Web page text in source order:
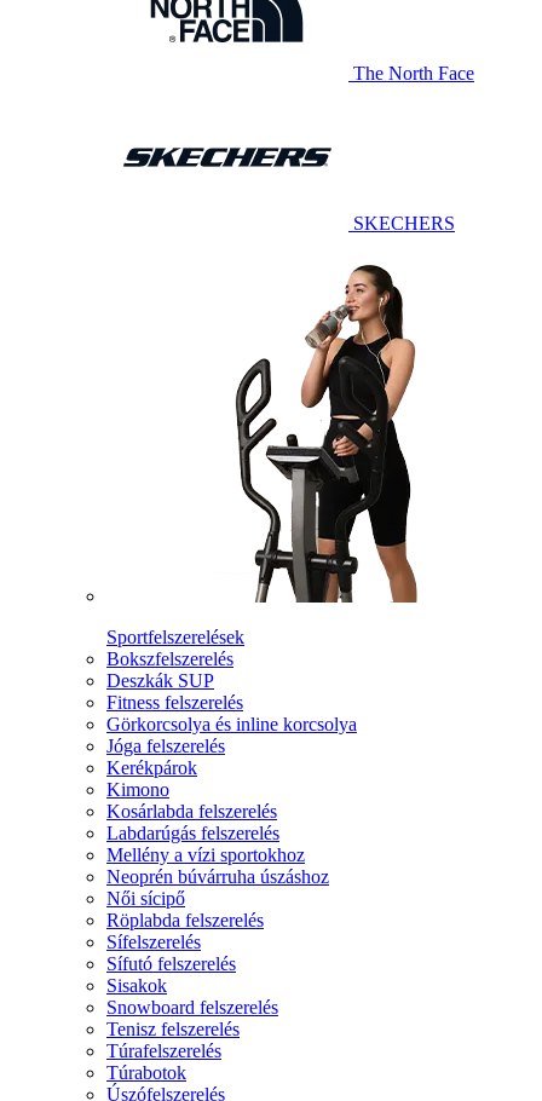
The North Face
SKECHERS
Sportfelszerelések
Bokszfelszerelés
Deszkák SUP
Fitness felszerelés
Görkorcsolya és inline korcsolya
Jóga felszerelés
Kerékpárok
Kimono
Kosárlabda felszerelés
Labdarúgás felszerelés
Mellény a vízi sportokhoz
Neoprén búvárruha úszáshoz
Női sícipő
Röplabda felszerelés
Sífelszerelés
Sífutó felszerelés
Sisakok
Snowboard felszerelés
Tenisz felszerelés
Túrafelszerelés
Túrabotok
Úszófelszerelés